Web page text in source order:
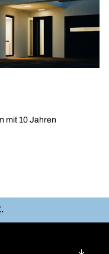
mit 10 Jahren